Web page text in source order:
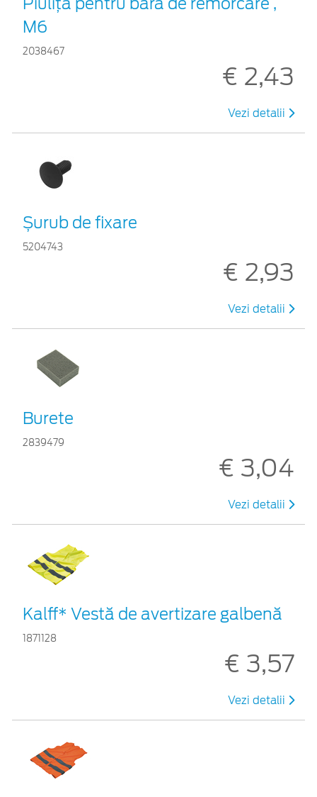
M6
2038467
€ 2,43
Vezi detalii
Șurub de fixare
5204743
€ 2,93
Vezi detalii
Burete
2839479
€ 3,04
Vezi detalii
Kalff* Vestă de avertizare galbenă
1871128
€ 3,57
Vezi detalii